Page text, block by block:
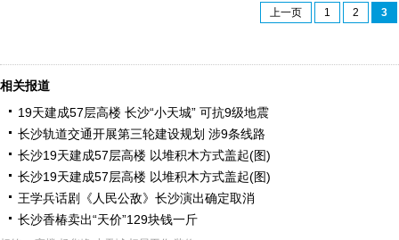
上一页 1 2 3
相关报道
19天建成57层高楼 长沙“小天城” 可抗9级地震
长沙轨道交通开展第三轮建设规划 涉9条线路
长沙19天建成57层高楼 以堆积木方式盖起(图)
长沙19天建成57层高楼 以堆积木方式盖起(图)
王学兵话剧《人民公敌》长沙演出确定取消
长沙香椿卖出“天价”129块钱一斤